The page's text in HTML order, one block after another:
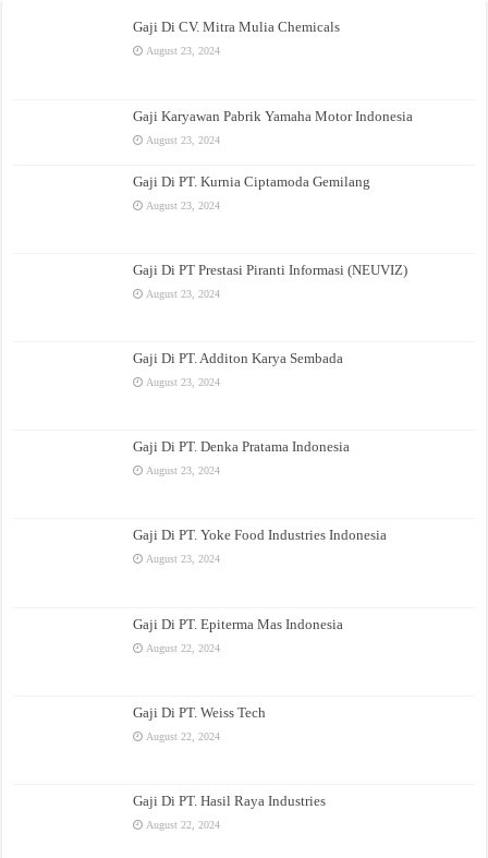
Gaji Di CV. Mitra Mulia Chemicals
August 23, 2024
Gaji Karyawan Pabrik Yamaha Motor Indonesia
August 23, 2024
Gaji Di PT. Kurnia Ciptamoda Gemilang
August 23, 2024
Gaji Di PT Prestasi Piranti Informasi (NEUVIZ)
August 23, 2024
Gaji Di PT. Additon Karya Sembada
August 23, 2024
Gaji Di PT. Denka Pratama Indonesia
August 23, 2024
Gaji Di PT. Yoke Food Industries Indonesia
August 23, 2024
Gaji Di PT. Epiterma Mas Indonesia
August 22, 2024
Gaji Di PT. Weiss Tech
August 22, 2024
Gaji Di PT. Hasil Raya Industries
August 22, 2024